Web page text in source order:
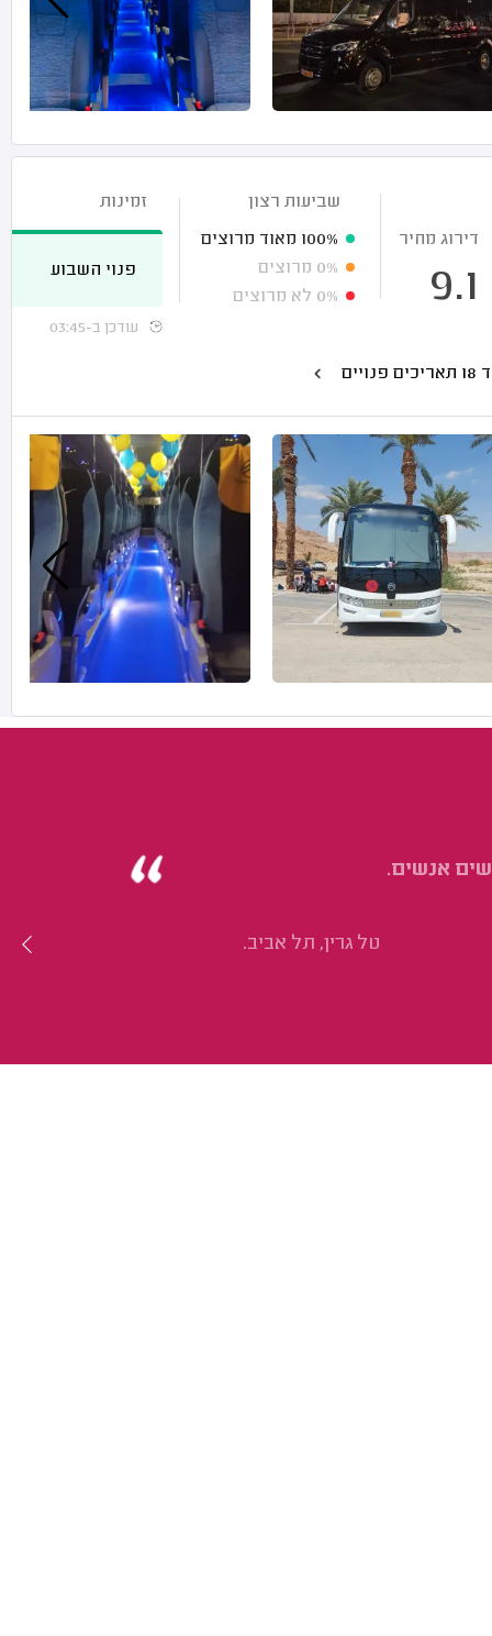
דירוג מחיר
9.1
שביעות רצון
100% מאוד מרוצים
0% מרוצים
0% לא מרוצים
זמינות
פנוי השבוע
עודכן ב-03:45
אנשים.
טל גרין, תל אביב.